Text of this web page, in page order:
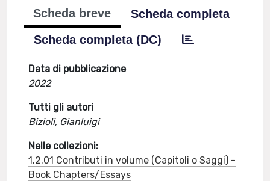
Scheda breve
Scheda completa
Scheda completa (DC)
Data di pubblicazione
2022
Tutti gli autori
Bizioli, Gianluigi
Nelle collezioni:
1.2.01 Contributi in volume (Capitoli o Saggi) -
Book Chapters/Essays